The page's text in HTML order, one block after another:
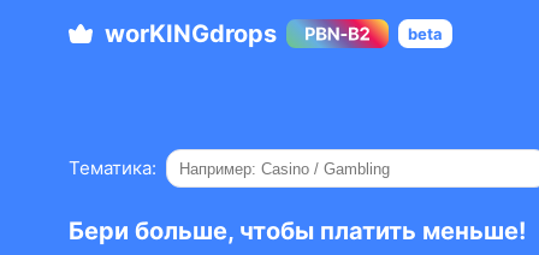
worKINGdrops beta
Тематика:
Бери больше, чтобы платить меньше!